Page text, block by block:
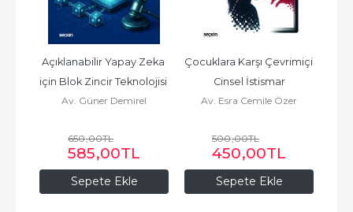
Sepete Ekle
Açıklanabilir Yapay Zeka
için Blok Zincir Teknolojisi
ve Yasal Zorluklar
Av. Güner Demirel
650,00TL
585,00TL
Sepete Ekle
Çocuklara Karşı Çevrimiçi
Cinsel İstismar
Av. Esra Cemile Özer
500,00TL
450,00TL